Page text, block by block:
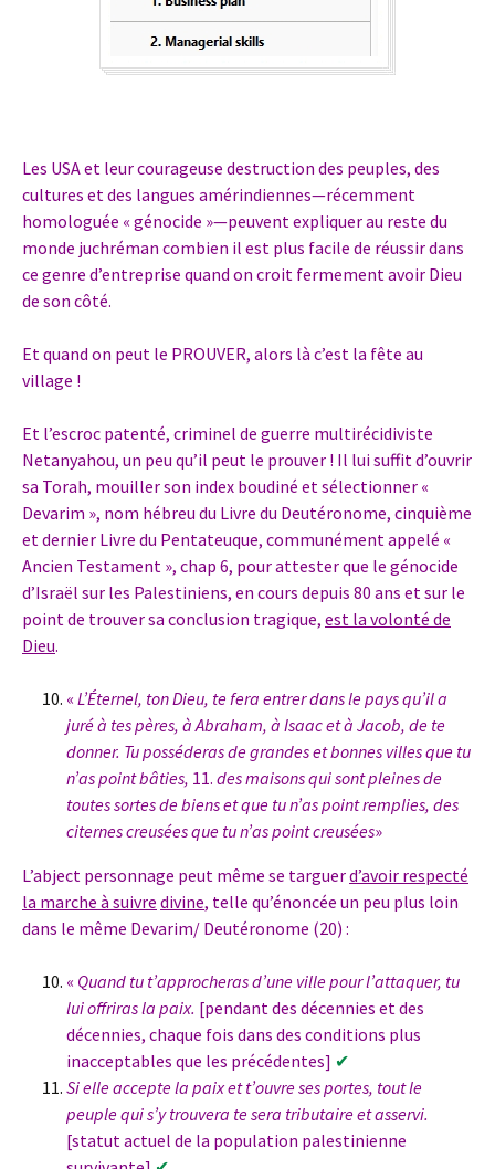
Les USA et leur courageuse destruction des peuples, des
cultures et des langues amérindiennes—récemment
homologuée « génocide »—peuvent expliquer au reste du
monde juchréman combien il est plus facile de réussir dans
ce genre d’entreprise quand on croit fermement avoir Dieu
de son côté.
Et quand on peut le PROUVER, alors là c’est la fête au
village !
Et l’escroc patenté, criminel de guerre multirécidiviste
Netanyahou, un peu qu’il peut le prouver ! Il lui suffit d’ouvrir
sa Torah, mouiller son index boudiné et sélectionner «
Devarim », nom hébreu du Livre du Deutéronome, cinquième
et dernier Livre du Pentateuque, communément appelé «
Ancien Testament », chap 6, pour attester que le génocide
d’Israël sur les Palestiniens, en cours depuis 80 ans et sur le
point de trouver sa conclusion tragique, est la volonté de
Dieu.
« L’Éternel, ton Dieu, te fera entrer dans le pays qu’il a
juré à tes pères, à Abraham, à Isaac et à Jacob, de te
donner. Tu posséderas de grandes et bonnes villes que tu
n’as point bâties, 11. des maisons qui sont pleines de
toutes sortes de biens et que tu n’as point remplies, des
citernes creusées que tu n’as point creusées»
L’abject personnage peut même se targuerd’avoir respecté
la marche à suivre divine, telle qu’énoncée un peu plus loin
dans le même Devarim/ Deutéronome (20) :
« Quand tu t’approcheras d’une ville pour l’attaquer, tu
lui offriras la paix. [pendant des décennies et des
décennies, chaque fois dans des conditions plus
inacceptables que les précédentes] ✔
Si elle accepte la paix et t’ouvre ses portes, tout le
peuple qui s’y trouvera te sera tributaire et asservi.
[statut actuel de la population palestinienne